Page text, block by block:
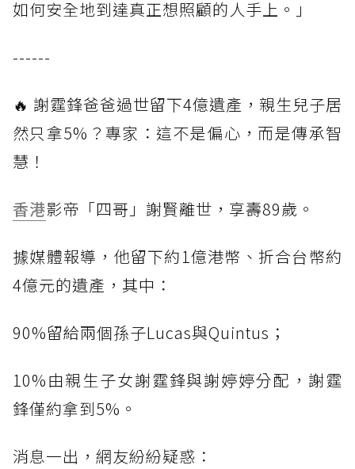
如何安全地到達真正想照顧的人手上。」
------
🔥 謝霆鋒爸爸過世留下4億遺產，親生兒子居
然只拿5%？專家：這不是偏心，而是傳承智
慧！
香港影帝「四哥」謝賢離世，享壽89歲。
據媒體報導，他留下約1億港幣、折合台幣約
4億元的遺產，其中：
90%留給兩個孫子Lucas與Quintus；
10%由親生子女謝霆鋒與謝婷婷分配，謝霆
鋒僅約拿到5%。
消息一出，網友紛紛疑惑：